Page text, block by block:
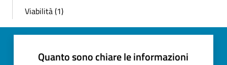
Viabilità (1)
Quanto sono chiare le informazioni